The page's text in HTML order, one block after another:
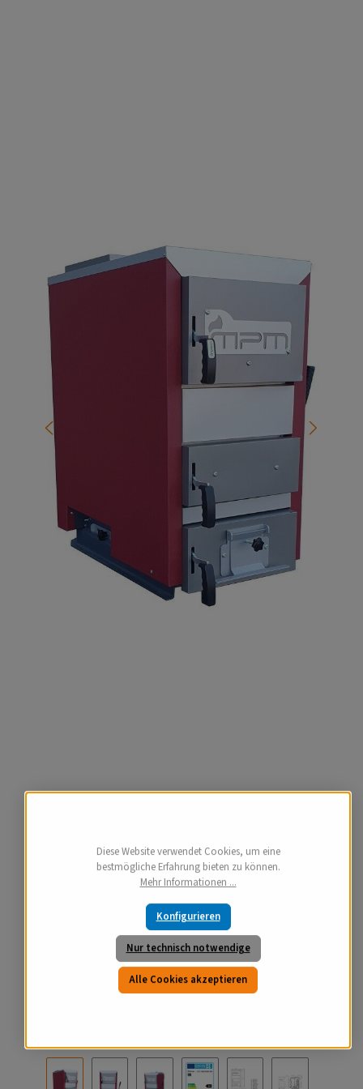
Diese Website verwendet Cookies, um eine
bestmögliche Erfahrung bieten zu können.
Mehr Informationen ...
Nur technisch notwendige
Konfigurieren
Alle Cookies akzeptieren